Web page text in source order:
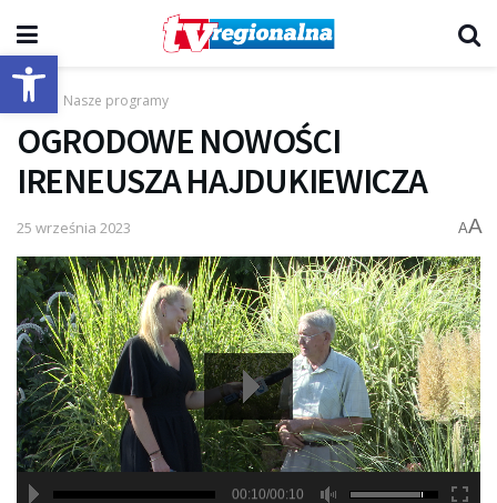
Otwórz pasek narzędzi
Start Nasze programy
OGRODOWE NOWOŚCI
IRENEUSZA HAJDUKIEWICZA
25 września 2023 AA
00:10/00:10